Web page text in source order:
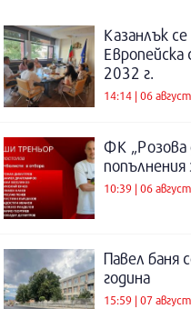
Казанлък
2032 г.
14:14 | 06
ФК „Розова
10:39 | 06
Павел баня
година
15:59 | 07